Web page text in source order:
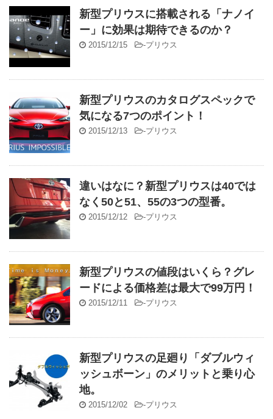
新型プリウスに搭載される「ナノイ
ー」に効果は期待できるのか？
2015/12/15 -プリウス
新型プリウスのカタログスペックで
気になる7つのポイント！
2015/12/13 -プリウス
違いはなに？新型プリウスは40では
なく50と51、55の3つの型番。
2015/12/12 -プリウス
新型プリウスの値段はいくら？グレ
ードによる価格差は最大で99万円！
2015/12/11 -プリウス
新型プリウスの足廻り「ダブルウィ
ッシュボーン」のメリットと乗り心
地。
2015/12/02 -プリウス